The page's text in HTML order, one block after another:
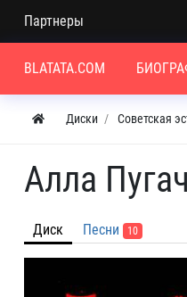
Партнеры
BLATATA.COM
Диски Советская
Алла
Диск Песни 10